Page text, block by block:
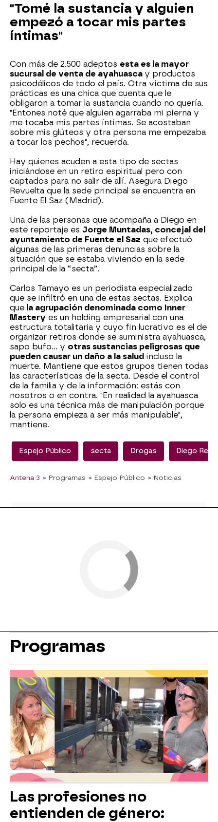
"Tomé la sustancia y alguien
empezó a tocar mis partes
íntimas"
Con más de 2.500 adeptos esta es la mayor
sucursal de venta de ayahuasca y productos
psicodélicos de todo el país. Otra víctima de sus
prácticas es una chica que cuenta que le
obligaron a tomar la sustancia cuando no quería.
"Entones noté que alguien agarraba mi pierna y
me tocaba mis partes íntimas. Se acostaban
sobre mis glúteos y otra persona me empezaba
a tocar los pechos", recuerda.
Hay quienes acuden a esta tipo de sectas
iniciándose en un retiro espiritual pero con
captados para no salir de allí. Asegura Diego
Revuelta que la sede principal se encuentra en
Fuente El Saz (Madrid).
Una de las personas que acompaña a Diego en
este reportaje es Jorge Muntadas, concejal del
ayuntamiento de Fuente el Saz que efectuó
algunas de las primeras denuncias sobre la
situación que se estaba viviendo en la sede
principal de la “secta”.
Carlos Tamayo es un periodista especializado
que se infiltró en una de estas sectas. Explica
que la agrupación denominada como Inner
Mastery es un holding empresarial con una
estructura totalitaria y cuyo fin lucrativo es el de
organizar retiros donde se suministra ayahuasca,
sapo bufo... y otras sustancias peligrosas que
pueden causar un daño a la salud incluso la
muerte. Mantiene que estos grupos tienen todas
las características de la secta. Desde el control
de la familia y de la información: estás con
nosotros o en contra. "En realidad la ayahuasca
solo es una técnica más de manipulación porque
la persona empieza a ser más manipulable",
mantiene.
Espejo Público secta Drogas Diego
Antena 3 » Programas » Espejo Público » Noticias
Programas
Las profesiones no
entienden de género: